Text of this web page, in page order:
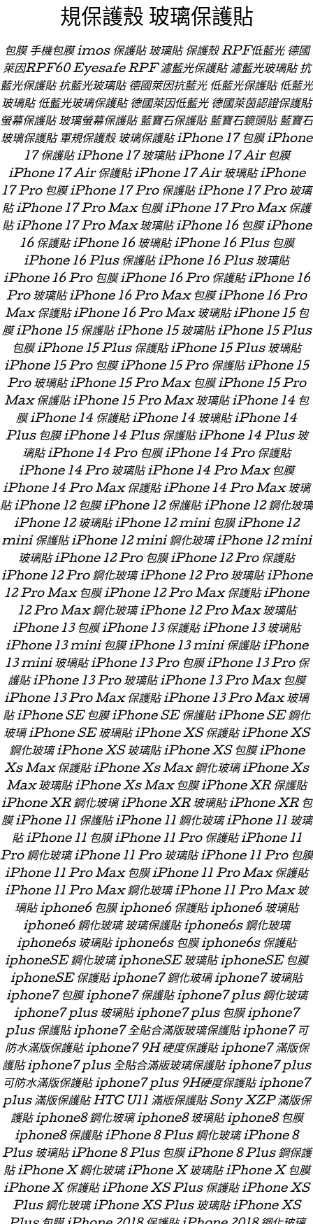
規保護殼 玻璃保護貼
包膜 手機包膜 imos 保護貼 玻璃貼 保護殼 RPF低藍光 德國
萊因RPF60 Eyesafe RPF 濾藍光保護貼 濾藍光玻璃貼 抗
藍光保護貼 抗藍光玻璃貼 德國萊因抗藍光 低藍光保護貼 低藍光
玻璃貼 低藍光玻璃保護貼 德國萊因低藍光 德國萊茵認證保護貼
螢幕保護貼 玻璃螢幕保護貼 藍寶石保護貼 藍寶石鏡頭貼 藍寶石
玻璃保護貼 軍規保護殼 玻璃保護貼 iPhone 17 包膜 iPhone
17 保護貼 iPhone 17 玻璃貼 iPhone 17 Air 包膜
iPhone 17 Air 保護貼 iPhone 17 Air 玻璃貼 iPhone
17 Pro 包膜 iPhone 17 Pro 保護貼 iPhone 17 Pro 玻璃
貼 iPhone 17 Pro Max 包膜 iPhone 17 Pro Max 保護
貼 iPhone 17 Pro Max 玻璃貼 iPhone 16 包膜 iPhone
16 保護貼 iPhone 16 玻璃貼 iPhone 16 Plus 包膜
iPhone 16 Plus 保護貼 iPhone 16 Plus 玻璃貼
iPhone 16 Pro 包膜 iPhone 16 Pro 保護貼 iPhone 16
Pro 玻璃貼 iPhone 16 Pro Max 包膜 iPhone 16 Pro
Max 保護貼 iPhone 16 Pro Max 玻璃貼 iPhone 15 包
膜 iPhone 15 保護貼 iPhone 15 玻璃貼 iPhone 15 Plus
包膜 iPhone 15 Plus 保護貼 iPhone 15 Plus 玻璃貼
iPhone 15 Pro 包膜 iPhone 15 Pro 保護貼 iPhone 15
Pro 玻璃貼 iPhone 15 Pro Max 包膜 iPhone 15 Pro
Max 保護貼 iPhone 15 Pro Max 玻璃貼 iPhone 14 包
膜 iPhone 14 保護貼 iPhone 14 玻璃貼 iPhone 14
Plus 包膜 iPhone 14 Plus 保護貼 iPhone 14 Plus 玻
璃貼 iPhone 14 Pro 包膜 iPhone 14 Pro 保護貼
iPhone 14 Pro 玻璃貼 iPhone 14 Pro Max 包膜
iPhone 14 Pro Max 保護貼 iPhone 14 Pro Max 玻璃
貼 iPhone 12 包膜 iPhone 12 保護貼 iPhone 12 鋼化玻璃
iPhone 12 玻璃貼 iPhone 12 mini 包膜 iPhone 12
mini 保護貼 iPhone 12 mini 鋼化玻璃 iPhone 12 mini
玻璃貼 iPhone 12 Pro 包膜 iPhone 12 Pro 保護貼
iPhone 12 Pro 鋼化玻璃 iPhone 12 Pro 玻璃貼 iPhone
12 Pro Max 包膜 iPhone 12 Pro Max 保護貼 iPhone
12 Pro Max 鋼化玻璃 iPhone 12 Pro Max 玻璃貼
iPhone 13 包膜 iPhone 13 保護貼 iPhone 13 玻璃貼
iPhone 13 mini 包膜 iPhone 13 mini 保護貼 iPhone
13 mini 玻璃貼 iPhone 13 Pro 包膜 iPhone 13 Pro 保
護貼 iPhone 13 Pro 玻璃貼 iPhone 13 Pro Max 包膜
iPhone 13 Pro Max 保護貼 iPhone 13 Pro Max 玻璃
貼 iPhone SE 包膜 iPhone SE 保護貼 iPhone SE 鋼化
玻璃 iPhone SE 玻璃貼 iPhone XS 保護貼 iPhone XS
鋼化玻璃 iPhone XS 玻璃貼 iPhone XS 包膜 iPhone
Xs Max 保護貼 iPhone Xs Max 鋼化玻璃 iPhone Xs
Max 玻璃貼 iPhone Xs Max 包膜 iPhone XR 保護貼
iPhone XR 鋼化玻璃 iPhone XR 玻璃貼 iPhone XR 包
膜 iPhone 11 保護貼 iPhone 11 鋼化玻璃 iPhone 11 玻璃
貼 iPhone 11 包膜 iPhone 11 Pro 保護貼 iPhone 11
Pro 鋼化玻璃 iPhone 11 Pro 玻璃貼 iPhone 11 Pro 包膜
iPhone 11 Pro Max 包膜 iPhone 11 Pro Max 保護貼
iPhone 11 Pro Max 鋼化玻璃 iPhone 11 Pro Max 玻
璃貼 iphone6 包膜 iphone6 保護貼 iphone6 玻璃貼
iphone6 鋼化玻璃 玻璃保護貼 iphone6s 鋼化玻璃
iphone6s 玻璃貼 iphone6s 包膜 iphone6s 保護貼
iphoneSE 鋼化玻璃 iphoneSE 玻璃貼 iphoneSE 包膜
iphoneSE 保護貼 iphone7 鋼化玻璃 iphone7 玻璃貼
iphone7 包膜 iphone7 保護貼 iphone7 plus 鋼化玻璃
iphone7 plus 玻璃貼 iphone7 plus 包膜 iphone7
plus 保護貼 iphone7 全貼合滿版玻璃保護貼 iphone7 可
防水滿版保護貼 iphone7 9H 硬度保護貼 iphone7 滿版保
護貼 iphone7 plus 全貼合滿版玻璃保護貼 iphone7 plus
可防水滿版保護貼 iphone7 plus 9H硬度保護貼 iphone7
plus 滿版保護貼 HTC U11 滿版保護貼 Sony XZP 滿版保
護貼 iphone8 鋼化玻璃 iphone8 玻璃貼 iphone8 包膜
iphone8 保護貼 iPhone 8 Plus 鋼化玻璃 iPhone 8
Plus 玻璃貼 iPhone 8 Plus 包膜 iPhone 8 Plus 鋼保護
貼 iPhone X 鋼化玻璃 iPhone X 玻璃貼 iPhone X 包膜
iPhone X 保護貼 iPhone XS Plus 保護貼 iPhone XS
Plus 鋼化玻璃 iPhone XS Plus 玻璃貼 iPhone XS